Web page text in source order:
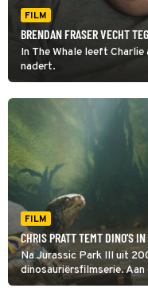
FILM
BRENDAN FRASER VECHT
In The Whale leeft
nadert.
FILM
CHRIS PRATT TEMT DINO'S
Na Jurassic Park III uit
dinosauriërsfilmserie.
een einde met Jurassic